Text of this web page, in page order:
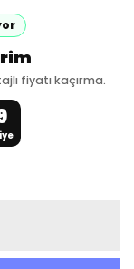
fiyatı kaçırma.